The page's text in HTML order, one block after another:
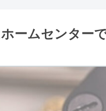
ームセンター